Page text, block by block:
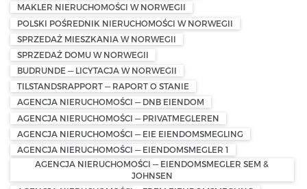
MAKLER NIERUCHOMOŚCI W NORWEGII
POLSKI POŚREDNIK NIERUCHOMOŚCI W NORWEGII
SPRZEDAŻ MIESZKANIA W NORWEGII
SPRZEDAŻ DOMU W NORWEGII
BUDRUNDE — LICYTACJA W NORWEGII
TILSTANDSRAPPORT — RAPORT O STANIE
AGENCJA NIERUCHOMOŚCI — DNB EIENDOM
AGENCJA NIERUCHOMOŚCI — PRIVATMEGLEREN
AGENCJA NIERUCHOMOŚCI — EIE EIENDOMSMEGLING
AGENCJA NIERUCHOMOŚCI — EIENDOMSMEGLER 1
AGENCJA NIERUCHOMOŚCI — EIENDOMSMEGLER SEM &
JOHNSEN